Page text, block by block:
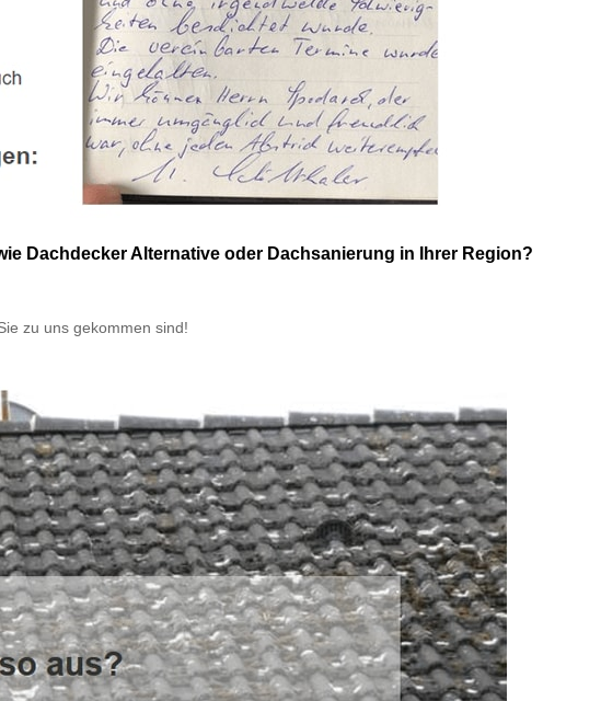
Dachdecker Alternative oder Dachsanierung in Ihrer Region?
zu uns gekommen sind!